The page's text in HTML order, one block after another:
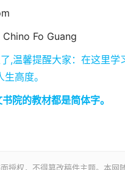
Fo Guang
,温馨提醒大家：在这里
高度。
书院的教材都是简体字。
授权，不得篡改稿件主题。本网